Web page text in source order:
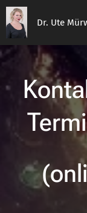
Dr. Ute
(